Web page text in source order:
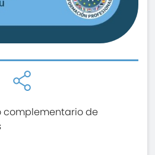
complementario de